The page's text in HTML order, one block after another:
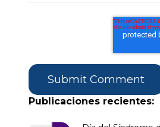
Publicaciones recientes: